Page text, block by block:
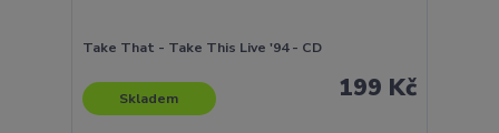
Take That - Take This Live '94 - CD
199 Kč
Skladem